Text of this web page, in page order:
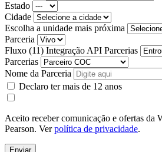
Estado
Cidade
Escolha a unidade mais próxima
Parceria
Fluxo (11) Integração API Parcerias
Parcerias
Nome da Parceria
Declaro ter mais de 12 anos
Aceito receber comunicação e ofertas da
Pearson. Verpolítica de privacidade.